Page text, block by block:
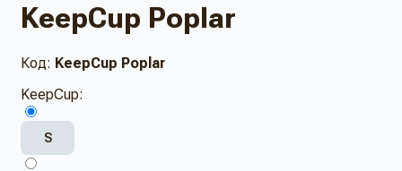
KeepCup Poplar
Код: KeepCup Poplar
KeepCup:
S